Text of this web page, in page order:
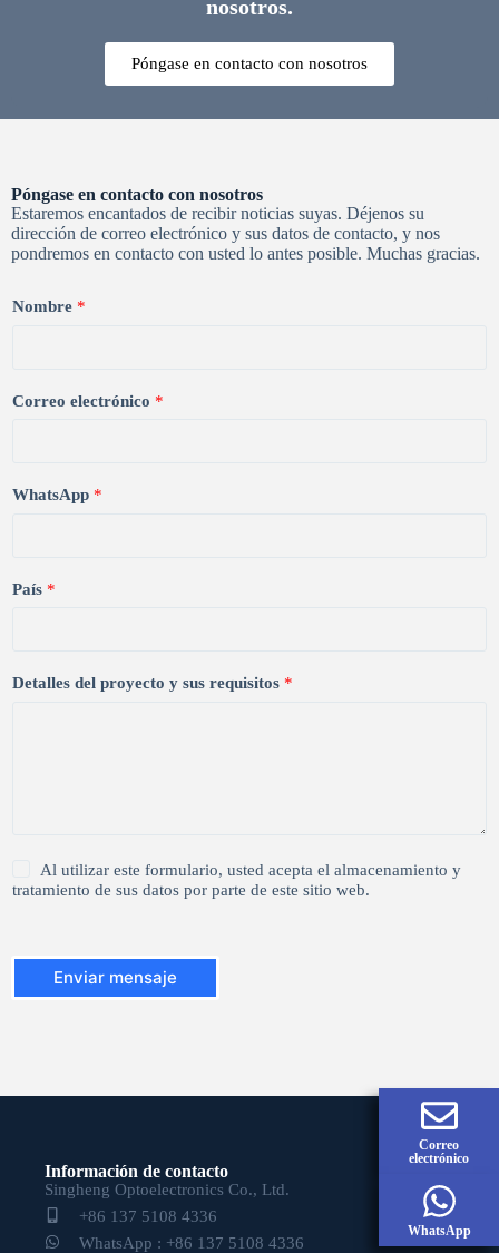
nosotros.
Póngase en contacto con nosotros
Póngase en contacto con nosotros
Estaremos encantados de recibir noticias suyas. Déjenos su
dirección de correo electrónico y sus datos de contacto, y nos
pondremos en contacto con usted lo antes posible. Muchas gracias.
Nombre *
Correo electrónico *
WhatsApp *
País *
Detalles del proyecto y sus requisitos *
*
Al utilizar este formulario, usted acepta el almacenamiento y
tratamiento de sus datos por parte de este sitio web.
Enviar mensaje
Información de contacto
Singheng Optoelectronics Co., Ltd.
+86 137 5108 4336
WhatsApp : +86 137 5108 4336
Correo
electrónico
WhatsApp